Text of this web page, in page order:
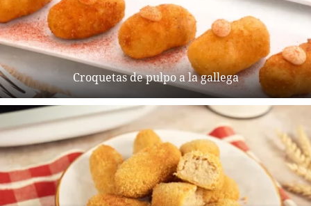
Croquetas de pulpo a la gallega